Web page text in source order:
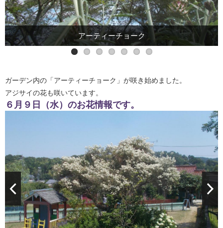
アーティーチョーク
高さ２ｍ程あります。
アジサイも咲いています。
その他のお花もきれいです。
ガーデン内の「アーティーチョーク」が咲き始めました。
アジサイの花も咲いています。
６月９日（水）のお花情報です。